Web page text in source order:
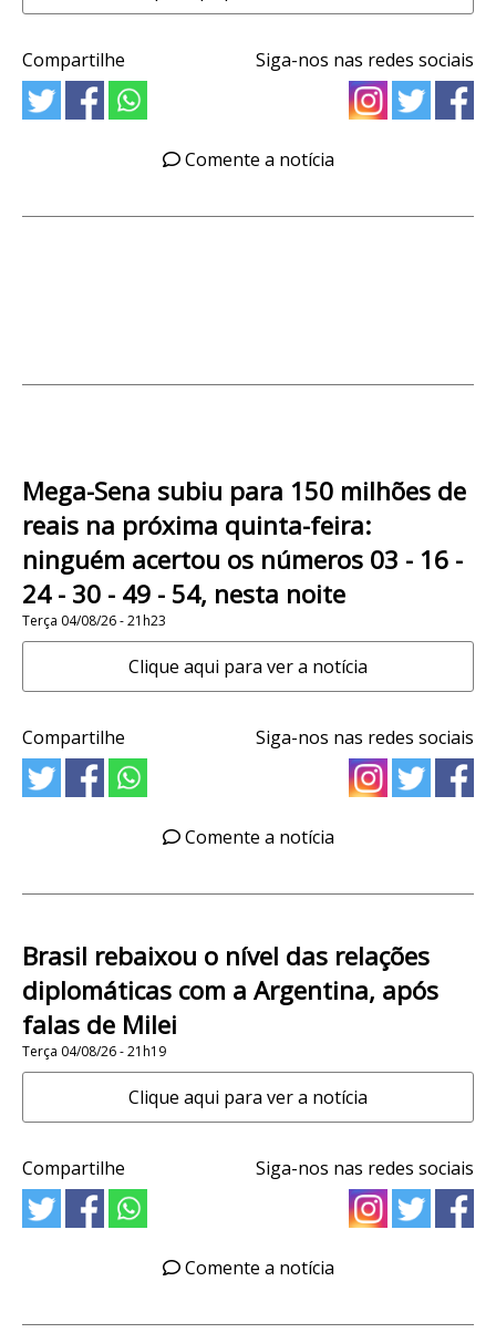
Compartilhe Siga-nos nas redes sociais
Comente a notícia
Mega-Sena subiu para 150 milhões de
reais na próxima quinta-feira:
ninguém acertou os números 03 - 16 -
24 - 30 - 49 - 54, nesta noite
Terça 04/08/26 - 21h23
Clique aqui para ver a notícia
Compartilhe Siga-nos nas redes sociais
Comente a notícia
Brasil rebaixou o nível das relações
diplomáticas com a Argentina, após
falas de Milei
Terça 04/08/26 - 21h19
Clique aqui para ver a notícia
Compartilhe Siga-nos nas redes sociais
Comente a notícia